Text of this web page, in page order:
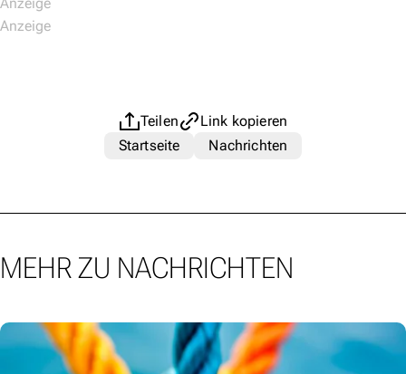
Teilen
Link kopieren
Startseite
Nachrichten
MEHR ZU NACHRICHTEN